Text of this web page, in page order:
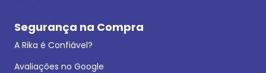
Segurança na Compra
A Rika é Confiável?
Avaliações no Google